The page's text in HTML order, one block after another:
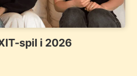
spil i 2026